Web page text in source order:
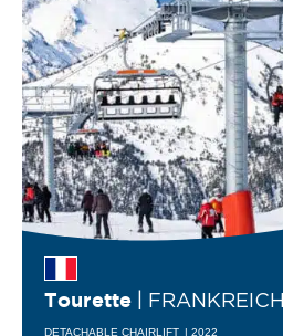
Tourette | FRANKREICH
DETACHABLE CHAIRLIFT | 2022